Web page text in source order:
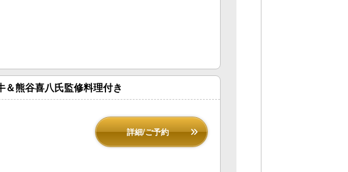
熊谷喜八氏監修料理付き
詳細/ご予約